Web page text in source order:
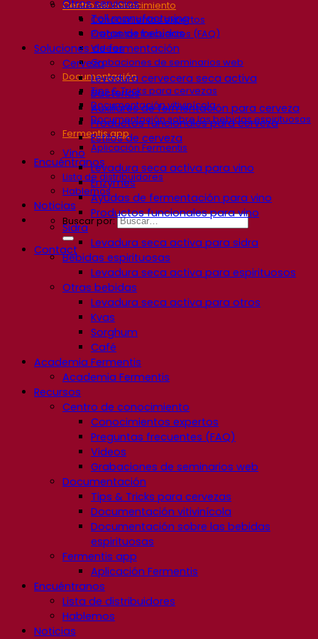
Centro de conocimiento
Conocimientos expertos
Preguntas frecuentes (FAQ)
Videos
Grabaciones de seminarios web
Documentación
Tips & Tricks para cervezas
Documentación vitivinícola
Documentación sobre las bebidas espirituosas
Fermentis app
Aplicación Fermentis
Encuéntranos
Lista de distribuidores
Hablemos
Noticias
Buscar por:
Contact
Otros servicios
Toll manufacturing
Catas de bebidas
Soluciones de fermentación
Cerveza
Levadura cervecera seca activa
Bacterias
Auxiliares de fermentación para cerveza
Productos funcionales para cerveza
Estilos de cerveza
Vino
Levadura seca activa para vino
Enzymes
Ayudas de fermentación para vino
Productos funcionales para vino
Sidra
Levadura seca activa para sidra
Bebidas espirituosas
Levadura seca activa para espirituosos
Otras bebidas
Levadura seca activa para otros
Kvas
Sorghum
Café
Academia Fermentis
Academia Fermentis
Recursos
Centro de conocimiento
Conocimientos expertos
Preguntas frecuentes (FAQ)
Videos
Grabaciones de seminarios web
Documentación
Tips & Tricks para cervezas
Documentación vitivinícola
Documentación sobre las bebidas
espirituosas
Fermentis app
Aplicación Fermentis
Encuéntranos
Lista de distribuidores
Hablemos
Noticias